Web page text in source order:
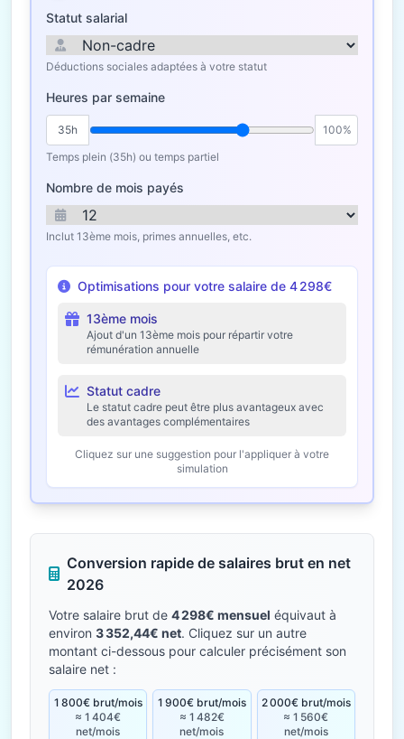
Statut salarial
Déductions sociales adaptées à votre statut
Heures par semaine
35h
100%
Temps plein (35h) ou temps partiel
Nombre de mois payés
Inclut 13ème mois, primes annuelles, etc.
Optimisations pour votre salaire de 4 298€
13ème mois
Ajout d'un 13ème mois pour répartir votre
rémunération annuelle
Statut cadre
Le statut cadre peut être plus avantageux avec
des avantages complémentaires
Cliquez sur une suggestion pour l'appliquer à votre
simulation
Conversion rapide de salaires brut en net
2026
Votre salaire brut de 4 298€ mensuel équivaut à
environ 3 352,44€ net. Cliquez sur un autre
montant ci-dessous pour calculer précisément son
salaire net :
1 800€ brut/mois
≈ 1 404€
net/mois
1 900€ brut/mois
≈ 1 482€
net/mois
2 000€ brut/mois
≈ 1 560€
net/mois